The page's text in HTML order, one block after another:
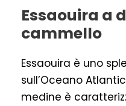
Essaouira a
cammello
Essaouira è uno
sull’Oceano
medine è